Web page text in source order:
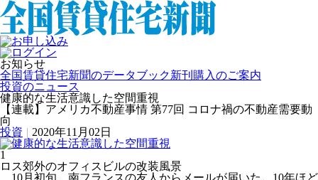
お知らせ
全国賃貸住宅新聞のデータブック新刊購入のご案内
投資のニュース
健康的な生活意識した空間重視
【連載】アメリカ不動産事情 第77回 コロナ禍の不動産需要動
向
投資 | 2020年11月02日
1
ロス郊外のオフィスビルの改装風景
10月初旬、南フランスの友人からメールが届いた。10年ほど